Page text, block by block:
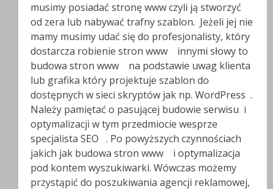
musimy posiadać stronę www czyli ją stworzyć
od zera lub nabywać trafny szablon. Jeżeli jej nie
mamy musimy udać się do profesjonalisty, który
dostarcza robienie stron www innymi słowy to
budowa stron www na podstawie uwag klienta
lub grafika który projektuje szablon do
dostępnych w sieci skryptów jak np. WordPress .
Należy pamiętać o pasującej budowie serwisu i
optymalizacji w tym przedmiocie wesprze
specjalista SEO . Po powyższych czynnościach
jakich jak budowa stron www i optymalizacja
pod kontem wyszukiwarki. Wówczas możemy
przystąpić do poszukiwania agencji reklamowej,